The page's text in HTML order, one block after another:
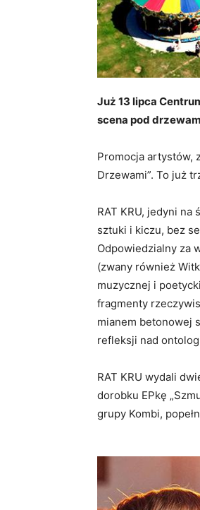
Już 13 lipca
scena pod
Promocja artystów,
Drzewami”. To już
RAT KRU, jedyni
sztuki i kiczu, bez
Odpowiedzialny za
(zwany również
muzycznej i
fragmenty
mianem betonowej
refleksji nad
RAT KRU wydali
dorobku EPkę
grupy Kombi,